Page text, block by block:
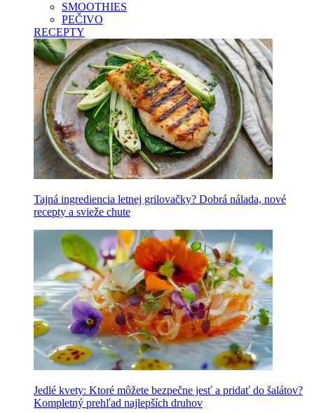
SMOOTHIES
PEČIVO
RECEPTY
Tajná ingrediencia letnej grilovačky? Dobrá nálada, nové
recepty a svieže chute
Jedlé kvety: Ktoré môžete bezpečne jesť a pridať do šalátov?
Kompletný prehľad najlepších druhov